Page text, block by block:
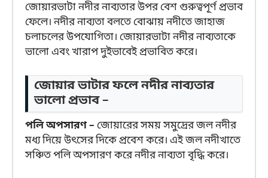
জোয়ারভাটা নদীর নাব্যতার উপর বেশ গুরুত্বপূর্ণ প্রভাব
ফেলে। নদীর নাব্যতা বলতে বোঝায় নদীতে জাহাজ
চলাচলের উপযোগিতা। জোয়ারভাটা নদীর নাব্যতাকে
ভালো এবং খারাপ দুইভাবেই প্রভাবিত করে।
জোয়ার ভাটার ফলে নদীর নাব্যতার
ভালো প্রভাব –
পলি অপসারণ – জোয়ারের সময় সমুদ্রের জল নদীর
মধ্য দিয়ে উৎসের দিকে প্রবেশ করে। এই জল নদীখাতে
সঞ্চিত পলি অপসারণ করে নদীর নাব্যতা বৃদ্ধি করে।